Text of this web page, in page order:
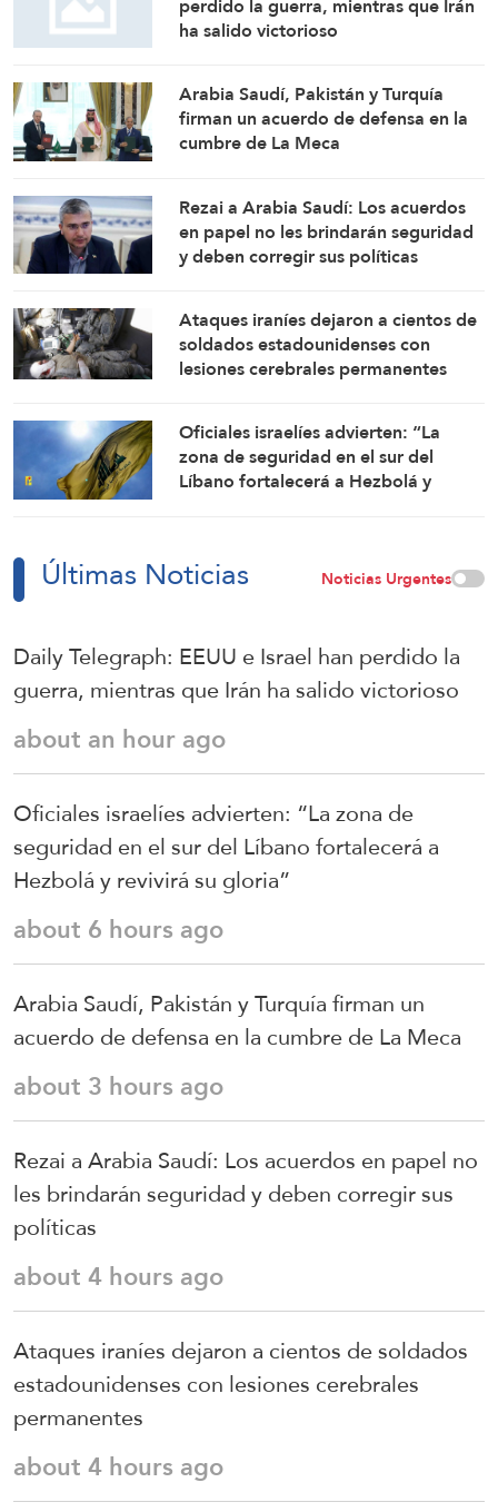
ha salido victorioso
Arabia Saudí, Pakistán y Turquía
firman un acuerdo de defensa en la
cumbre de La Meca
Rezai a Arabia Saudí: Los acuerdos
en papel no les brindarán seguridad
y deben corregir sus políticas
Ataques iraníes dejaron a cientos de
soldados estadounidenses con
lesiones cerebrales permanentes
Oficiales israelíes advierten: “La
zona de seguridad en el sur del
Líbano fortalecerá a Hezbolá y
Últimas Noticias Noticias Urgentes
Daily Telegraph: EEUU e Israel han perdido la
guerra, mientras que Irán ha salido victorioso
about an hour ago
Oficiales israelíes advierten: “La zona de
seguridad en el sur del Líbano fortalecerá a
Hezbolá y revivirá su gloria”
about 6 hours ago
Arabia Saudí, Pakistán y Turquía firman un
acuerdo de defensa en la cumbre de La Meca
about 3 hours ago
Rezai a Arabia Saudí: Los acuerdos en papel no
les brindarán seguridad y deben corregir sus
políticas
about 4 hours ago
Ataques iraníes dejaron a cientos de soldados
estadounidenses con lesiones cerebrales
permanentes
about 4 hours ago